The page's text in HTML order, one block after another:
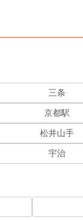
三条
京都駅
松井山手
宇治